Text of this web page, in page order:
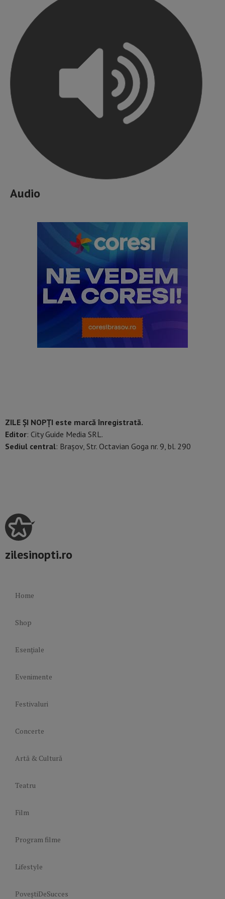
Audio
ZILE ȘI NOPȚI este marcă înregistrată.
Editor: City Guide Media SRL.
Sediul central: Brașov, Str. Octavian Goga nr. 9, bl. 290
zilesinopti.ro
Home
Shop
Esențiale
Evenimente
Festivaluri
Concerte
Artă & Cultură
Teatru
Film
Program filme
Lifestyle
PoveștiDeSucces